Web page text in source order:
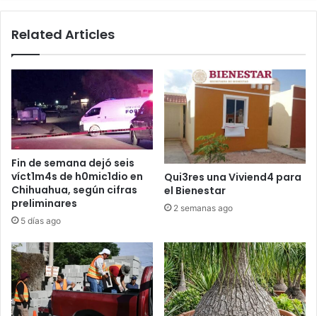
Related Articles
Fin de semana dejó seis
víct1m4s de h0mic1dio en
Chihuahua, según cifras
preliminares
5 días ago
Qui3res una Viviend4 para
el Bienestar
2 semanas ago